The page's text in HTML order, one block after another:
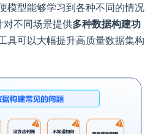
模型能够学习到各种不同的情况
对不同场景提供多种数据构建功
具可以大幅提升高质量数据集构